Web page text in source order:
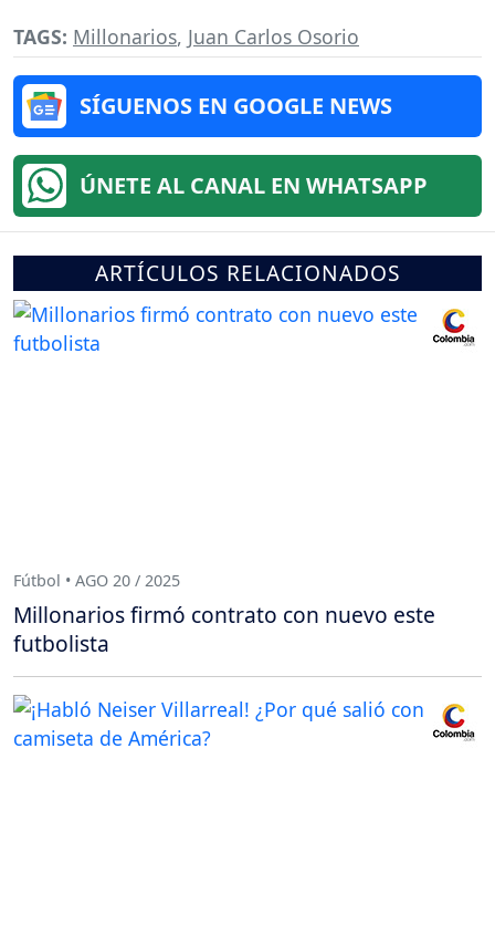
TAGS: Millonarios, Juan Carlos Osorio
SÍGUENOS EN GOOGLE NEWS
ÚNETE AL CANAL EN WHATSAPP
ARTÍCULOS RELACIONADOS
Fútbol • AGO 20 / 2025
Millonarios firmó contrato con nuevo este
futbolista